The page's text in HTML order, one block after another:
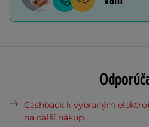
Cashback k vybraným
na ďalší nákup.